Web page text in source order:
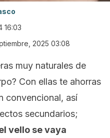
16:03
2025 03:08
muy naturales de
Con ellas te ahorras
convencional, así
secundarios;
vello se vaya